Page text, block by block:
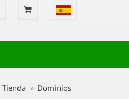
Tienda Dominios